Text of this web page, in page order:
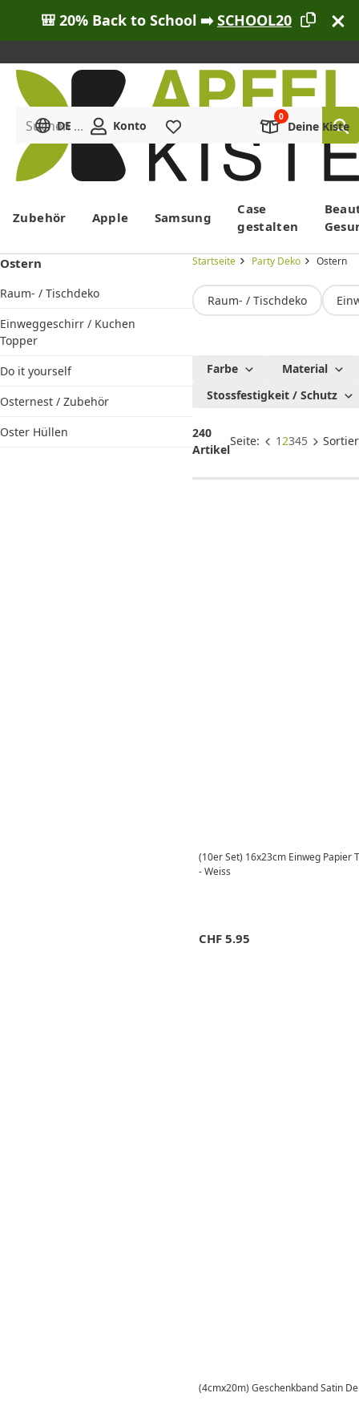
🎒 20% Back to School ➡️SCHOOL20
Menü
Suchen ...
DE Konto Deine Kiste
Zubehör Apple Samsung
Case
gestalten
Ostern
Raum- / Tischdeko
Einweggeschirr / Kuchen
Topper
Do it yourself
Osternest / Zubehör
Oster Hüllen
Startseite Party Deko Ostern
Raum- / Tischdeko
Osterdeko
mit
Farbe
Material
Stossfestigkeit / Schutz
240
Artikel
Seite: 12345
(10er Set) 16x23cm Einweg Papier
- Weiss
CHF 5.95
(4cmx20m) Geschenkband Satin